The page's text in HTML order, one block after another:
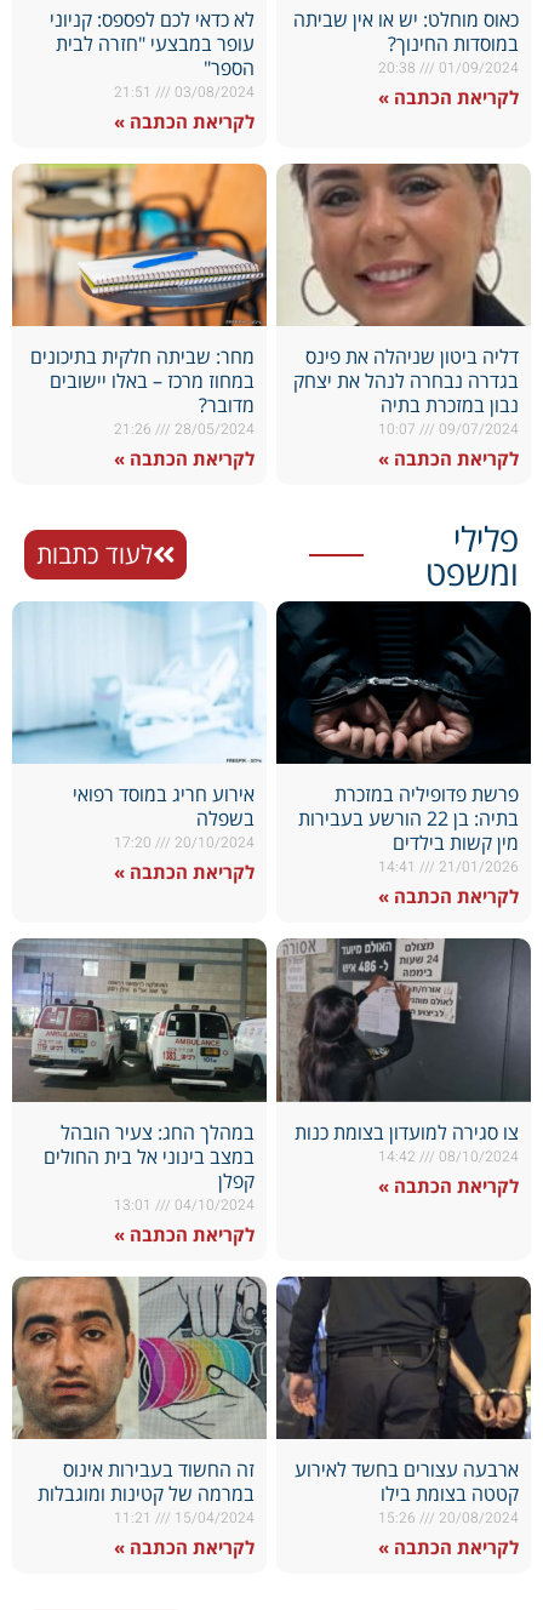
כאוס מוחלט: יש או אין שביתה
במוסדות החינוך?
01/09/2024
לקריאת הכתבה »
לא כדאי לכם לפספס: קניוני
עופר במבצעי "חזרה לבית
הספר"
03/08/2024
לקריאת הכתבה »
דליה ביטון שניהלה את פינס
בגדרה נבחרה לנהל את יצחק
נבון במזכרת בתיה
09/07/2024
לקריאת הכתבה »
מחר: שביתה חלקית בתיכונים
במחוז מרכז – באלו יישובים
מדובר?
28/05/2024
לקריאת הכתבה »
פלילי
ומשפט לעוד כתבות
פרשת פדופיליה במזכרת
בתיה: בן 22 הורשע בעבירות
מין קשות בילדים
21/01/2026
לקריאת הכתבה »
אירוע חריג במוסד רפואי
בשפלה
20/10/2024
לקריאת הכתבה »
צו סגירה למועדון בצומת כנות
08/10/2024
לקריאת הכתבה »
במהלך החג: צעיר הובהל
במצב בינוני אל בית החולים
קפלן
04/10/2024
לקריאת הכתבה »
ארבעה עצורים בחשד לאירוע
קטטה בצומת בילו
20/08/2024
לקריאת הכתבה »
זה החשוד בעבירות אינוס
במרמה של קטינות ומוגבלות
15/04/2024
לקריאת הכתבה »